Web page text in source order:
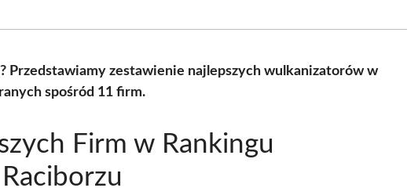
(Twitter)
Przedstawiamy zestawienie najlepszych wulkanizatorów w
spośród 11 firm.
Firm w Rankingu